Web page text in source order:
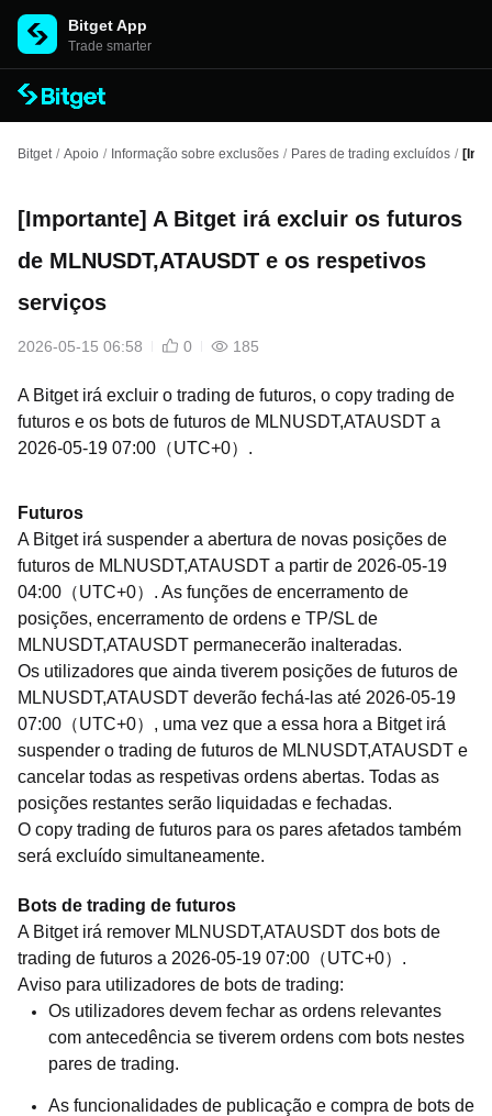
Bitget App
Trade smarter
Bitget / Apoio / Informação sobre exclusões / Pares de trading excluídos /
[Importante] A Bitget irá excluir os futuros
de MLNUSDT,ATAUSDT e os respetivos
serviços
2026-05-15 06:58 0 185
A Bitget irá excluir o trading de futuros, o copy trading de
futuros e os bots de futuros de MLNUSDT,ATAUSDT a
2026-05-19 07:00（UTC+0）.
Futuros
A Bitget irá suspender a abertura de novas posições de
futuros de MLNUSDT,ATAUSDT a partir de 2026-05-19
04:00（UTC+0）. As funções de encerramento de
posições, encerramento de ordens e TP/SL de
MLNUSDT,ATAUSDT permanecerão inalteradas.
Os utilizadores que ainda tiverem posições de futuros de
MLNUSDT,ATAUSDT deverão fechá-las até 2026-05-19
07:00（UTC+0）, uma vez que a essa hora a Bitget irá
suspender o trading de futuros de MLNUSDT,ATAUSDT e
cancelar todas as respetivas ordens abertas. Todas as
posições restantes serão liquidadas e fechadas.
O copy trading de futuros para os pares afetados também
será excluído simultaneamente.
Bots de trading de futuros
A Bitget irá remover MLNUSDT,ATAUSDT dos bots de
trading de futuros a 2026-05-19 07:00（UTC+0）.
Aviso para utilizadores de bots de trading:
Os utilizadores devem fechar as ordens relevantes
com antecedência se tiverem ordens com bots nestes
pares de trading.
As funcionalidades de publicação e compra de bots de